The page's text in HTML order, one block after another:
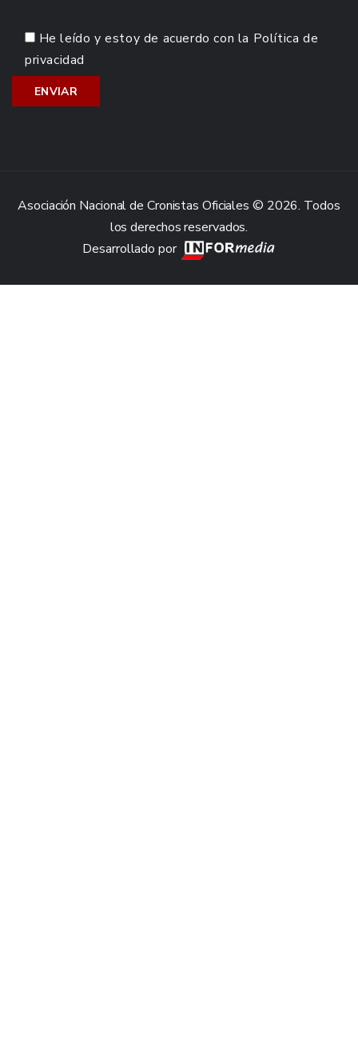
He leído y estoy de acuerdo con la Política de
privacidad
Asociación Nacional de Cronistas Oficiales © 2026. Todos
los derechos reservados.
Desarrollado por